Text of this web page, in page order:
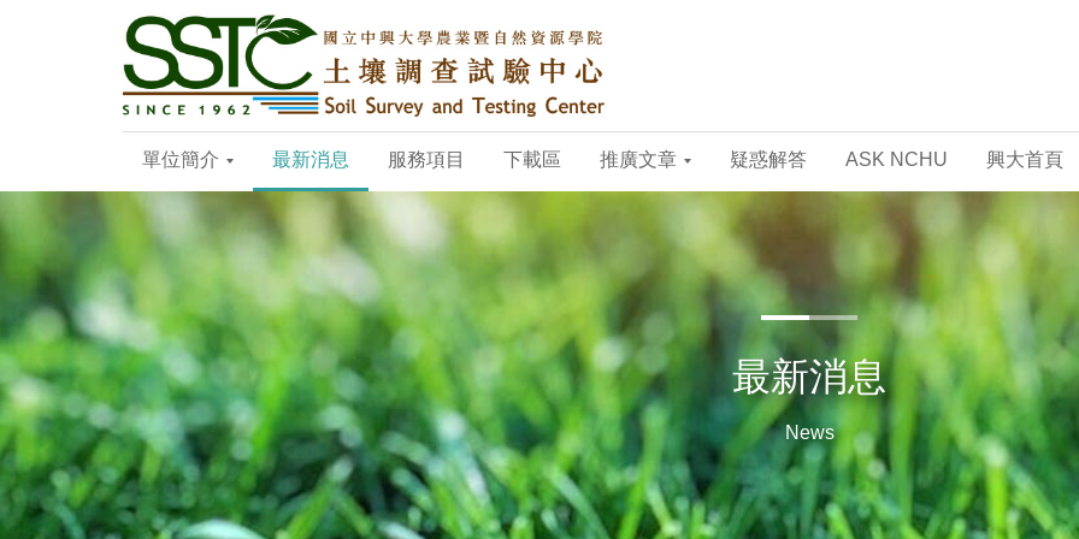
單位簡介 最新消息 服務項目 下載區 推廣文章 疑惑解答 ASK NCHU 興大首頁
最新消息
News